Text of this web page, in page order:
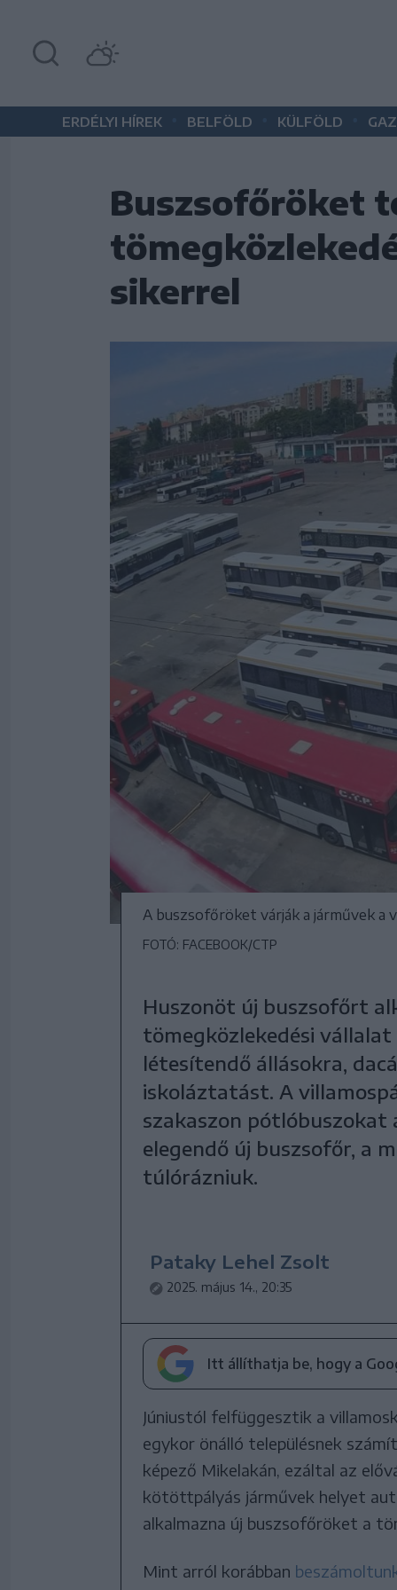
ERDÉLYI HÍREK BELFÖLD KÜLFÖLD
Buszsofőröket
sikerrel
A buszsofőröket várják a járművek a
FOTÓ: FACEBOOK/CTP
Huszonöt új buszsofőrt
tömegközlekedési vállalat
létesítendő állásokra,
iskoláztatást. A
szakaszon pótlóbuszokat
elegendő új buszsofőr, a
túlórázniuk.
Pataky Lehel Zsolt
2025. május 14., 20:35
Itt állíthatja be, hogy a
Júniustól felfüggesztik a
egykor önálló településnek
képező Mikelakán, ezáltal az
kötöttpályás járművek helyet
alkalmazna új buszsofőröket a
Mint arról korábban